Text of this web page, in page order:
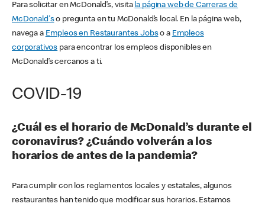
Para solicitar en McDonald’s, visita la página web de Carreras de
McDonald'so pregunta en tu McDonald’s local. En la página web,
navega a Empleos en Restaurantes Jobso a Empleos
corporativos para encontrar los empleos disponibles en
McDonald’s cercanos a ti.
COVID-19
¿Cuál es el horario de McDonald’s durante el
coronavirus? ¿Cuándo volverán a los
horarios de antes de la pandemia?
Para cumplir con los reglamentos locales y estatales, algunos
restaurantes han tenido que modificar sus horarios. Estamos